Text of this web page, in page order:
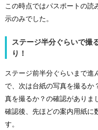
この時点ではパスポートの読
示のみでした。
ステージ半分ぐらいで撮
り！
ステージ前半分ぐらいまで進
で、次は台紙の写真を撮るか
真を撮るか？の確認がありま
確認後、先ほどの案内用紙に
す。